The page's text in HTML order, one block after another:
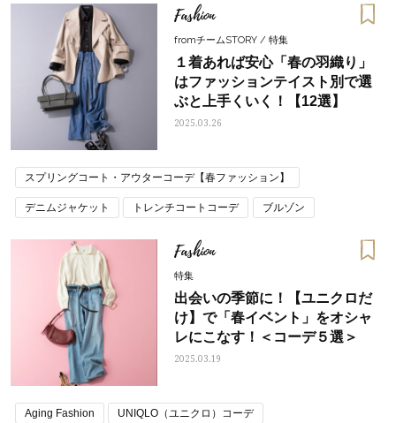
Fashion
fromチームSTORY / 特集
１着あれば安心「春の羽織り」
はファッションテイスト別で選
ぶと上手くいく！【12選】
2025.03.26
スプリングコート・アウターコーデ【春ファッション】
デニムジャケット トレンチコートコーデ ブルゾン
春コーデトレンド
Fashion
特集
出会いの季節に！【ユニクロだ
け】で「春イベント」をオシャ
レにこなす！＜コーデ５選＞
2025.03.19
Aging Fashion UNIQLO（ユニクロ）コーデ